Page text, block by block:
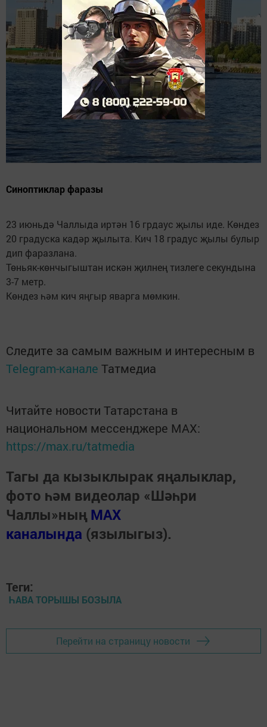
Синоптиклар фаразы
23 июньдә Чаллыда иртән 16 грдаус җылы иде. Көндез
20 градуска кадәр җылыта. Кич 18 градус җылы булыр
дип фаразлана.
Төньяк-көнчыгыштан искән җилнең тизлеге секундына
3-7 метр.
Көндез һәм кич яңгыр яварга мөмкин.
Следите за самым важным и интересным в
Telegram-канале Татмедиа
Читайте новости Татарстана в
национальном мессенджере MАХ:
https://max.ru/tatmedia
Тагы да кызыклырак яңалыклар,
фото һәм видеолар «Шәһри
Чаллы»ның MAX
каналында (язылыгыз).
Теги:
ҺАВА ТОРЫШЫ БОЗЫЛА
Перейти на страницу новости